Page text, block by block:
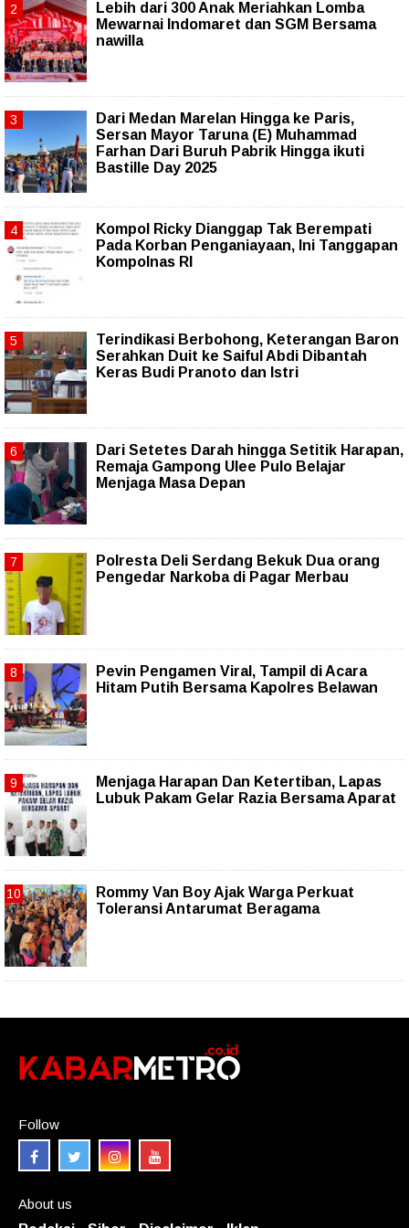
Lebih dari 300 Anak Meriahkan Lomba
Mewarnai Indomaret dan SGM Bersama
nawilla
‎Dari Medan Marelan Hingga ke Paris,
Sersan Mayor Taruna (E) Muhammad
Farhan Dari Buruh Pabrik Hingga ikuti
Bastille Day 2025
Kompol Ricky Dianggap Tak Berempati
Pada Korban Penganiayaan, Ini Tanggapan
Kompolnas RI
Terindikasi Berbohong, Keterangan Baron
Serahkan Duit ke Saiful Abdi Dibantah
Keras Budi Pranoto dan Istri
Dari Setetes Darah hingga Setitik Harapan,
Remaja Gampong Ulee Pulo Belajar
Menjaga Masa Depan
Polresta Deli Serdang Bekuk Dua orang
Pengedar Narkoba di Pagar Merbau
Pevin Pengamen Viral, Tampil di Acara
Hitam Putih Bersama Kapolres Belawan
Menjaga Harapan Dan Ketertiban, Lapas
Lubuk Pakam Gelar Razia Bersama Aparat
Rommy Van Boy Ajak Warga Perkuat
Toleransi Antarumat Beragama
Follow
About us